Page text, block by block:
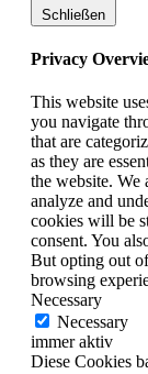
Schließen
Privacy
This website
you navigate
that are
as they are
the website. We
analyze and
cookies will be
consent. You
But opting out
browsing
Necessary
Necessary
immer aktiv
Diese Cookies